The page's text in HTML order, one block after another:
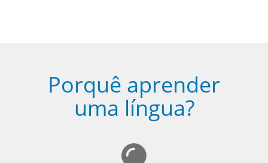
Porquê aprender
uma língua?